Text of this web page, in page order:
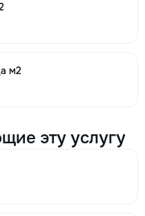
м2
эту услугу